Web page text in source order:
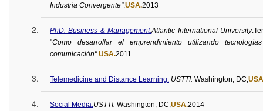
Industria Convergente".USA.2013
PhD. Business & Management.Atlantic International University.
"Como desarrollar el emprendimiento utilizando
comunicación".USA.2011
Telemedicine and Distance Learning. USTTI. Washington, DC,
Social Media. USTTI. Washington, DC, USA.2014